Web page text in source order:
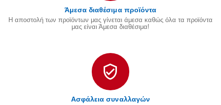
Άμεσα διαθέσιμα προϊόντα
Η αποστολή των προϊόντων μας γίνεται άμεσα καθώς όλα τα προϊόντα
μας είναι Άμεσα διαθέσιμα!
Ασφάλεια συναλλαγών